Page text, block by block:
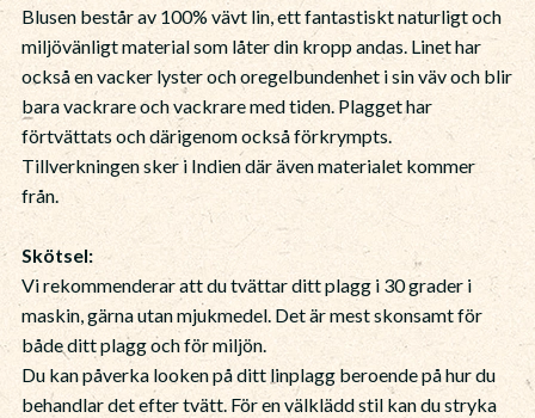
Blusen består av 100% vävt lin, ett fantastiskt naturligt och
miljövänligt material som låter din kropp andas. Linet har
också en vacker lyster och oregelbundenhet i sin väv och blir
bara vackrare och vackrare med tiden. Plagget har
förtvättats och därigenom också förkrympts.
Tillverkningen sker i Indien där även materialet kommer
från.
Skötsel:
Vi rekommenderar att du tvättar ditt plagg i 30 grader i
maskin, gärna utan mjukmedel. Det är mest skonsamt för
både ditt plagg och för miljön.
Du kan påverka looken på ditt linplagg beroende på hur du
behandlar det efter tvätt. För en välklädd stil kan du stryka